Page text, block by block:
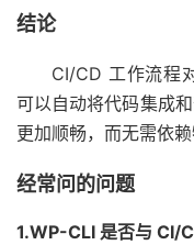
结论
CI/CD 工作流程
可以自动将代码集成
更加顺畅，而无需依
经常问的问题
1.WP-CLI 是否与 CI/